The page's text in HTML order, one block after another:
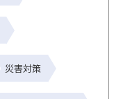
災害対策